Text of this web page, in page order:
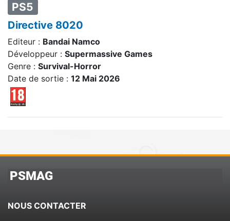
PS5
Directive 8020
Editeur : Bandai Namco
Développeur : Supermassive Games
Genre : Survival-Horror
Date de sortie : 12 Mai 2026
PSMAG
NOUS CONTACTER